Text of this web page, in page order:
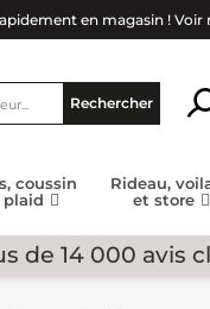
en magasin ! Voir
Rechercher
coussin
plaid
Rideau,
et store
de 14 000 avis